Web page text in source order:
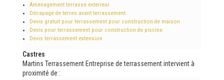
Amenagement terrasse exterieur
Décapage de terres avant terrassement
Devis gratuit pour terrassement pour construction de maison
Devis pour terrassement pour construction de piscine
Devis terrassement extension
Castres
Martins Terrassement Entreprise de terrassement intervient à
proximité de :